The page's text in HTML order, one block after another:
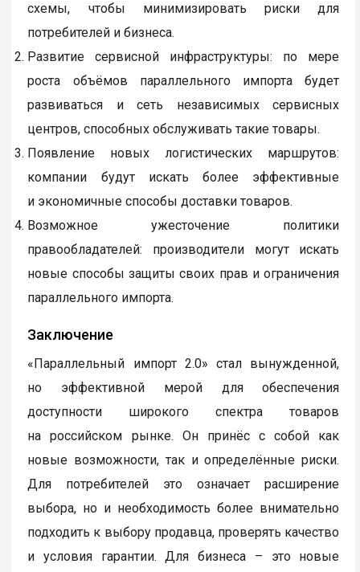
схемы, чтобы минимизировать риски для
потребителей и бизнеса.
Развитие сервисной инфраструктуры: по мере
роста объёмов параллельного импорта будет
развиваться и сеть независимых сервисных
центров, способных обслуживать такие товары.
Появление новых логистических маршрутов:
компании будут искать более эффективные
и экономичные способы доставки товаров.
Возможное ужесточение политики
правообладателей: производители могут искать
новые способы защиты своих прав и ограничения
параллельного импорта.
Заключение
«Параллельный импорт 2.0» стал вынужденной,
но эффективной мерой для обеспечения
доступности широкого спектра товаров
на российском рынке. Он принёс с собой как
новые возможности, так и определённые риски.
Для потребителей это означает расширение
выбора, но и необходимость более внимательно
подходить к выбору продавца, проверять качество
и условия гарантии. Для бизнеса – это новые